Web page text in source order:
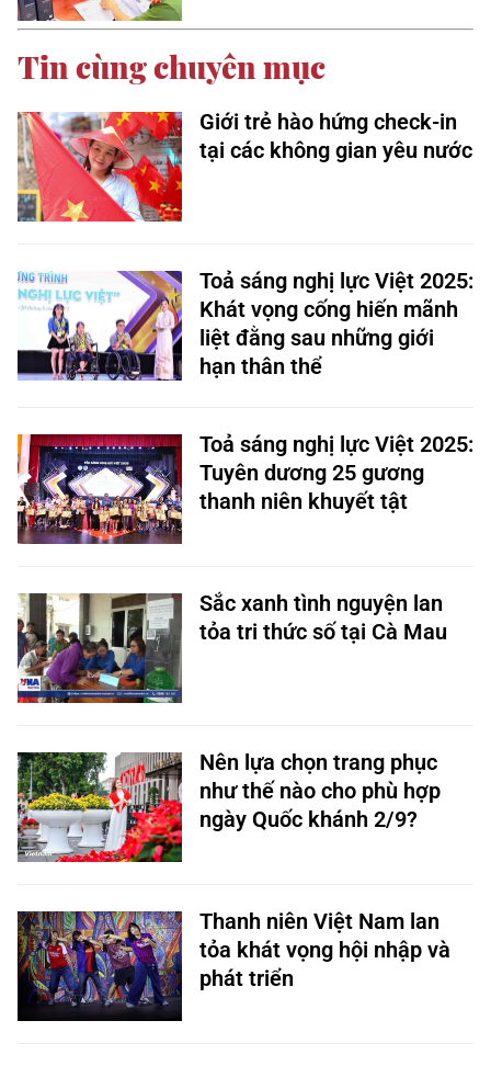
Tin cùng chuyên mục
Giới trẻ hào hứng check-in
tại các không gian yêu nước
Toả sáng nghị lực Việt 2025:
Khát vọng cống hiến mãnh
liệt đằng sau những giới
hạn thân thể
Toả sáng nghị lực Việt 2025:
Tuyên dương 25 gương
thanh niên khuyết tật
Sắc xanh tình nguyện lan
tỏa tri thức số tại Cà Mau
Nên lựa chọn trang phục
như thế nào cho phù hợp
ngày Quốc khánh 2/9?
Thanh niên Việt Nam lan
tỏa khát vọng hội nhập và
phát triển